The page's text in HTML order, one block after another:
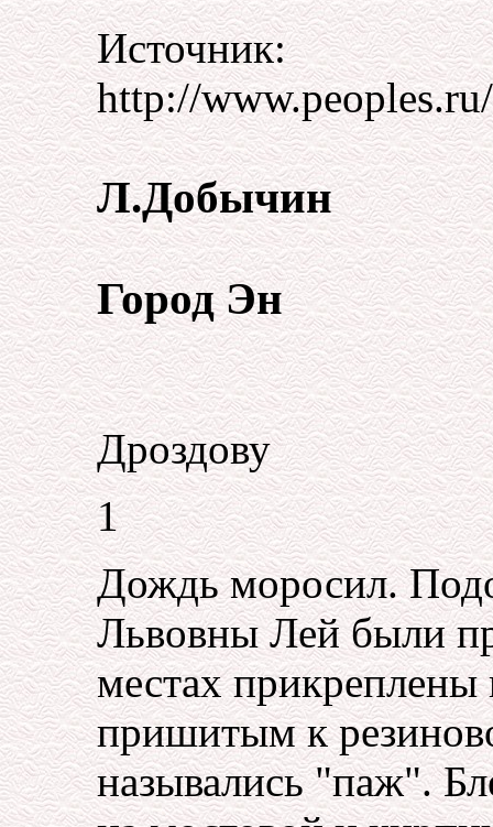
Источник:
http://
Л.Добычин
Город Эн
Дроздову
1
Дождь моросил.
Львовны Лей были
местах
пришитым к
назывались "паж".